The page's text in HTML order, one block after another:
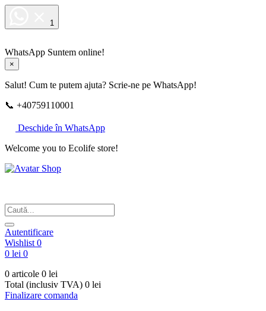
1
WhatsApp Suntem online!
×
Salut! Cum te putem ajuta? Scrie-ne pe WhatsApp!
📞 +40759110001
Deschide în WhatsApp
Welcome you to Ecolife store!
Autentificare
Wishlist 0
0 lei 0
0 articole 0 lei
Total (inclusiv TVA) 0 lei
Finalizare comanda